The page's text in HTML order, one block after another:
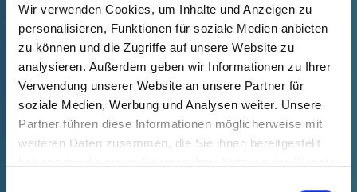
Wir verwenden Cookies, um Inhalte und Anzeigen zu
personalisieren, Funktionen für soziale Medien anbieten
zu können und die Zugriffe auf unsere Website zu
analysieren. Außerdem geben wir Informationen zu Ihrer
Verwendung unserer Website an unsere Partner für
soziale Medien, Werbung und Analysen weiter. Unsere
Partner führen diese Informationen möglicherweise mit
weiteren Daten zusammen, die Sie ihnen bereitgestellt